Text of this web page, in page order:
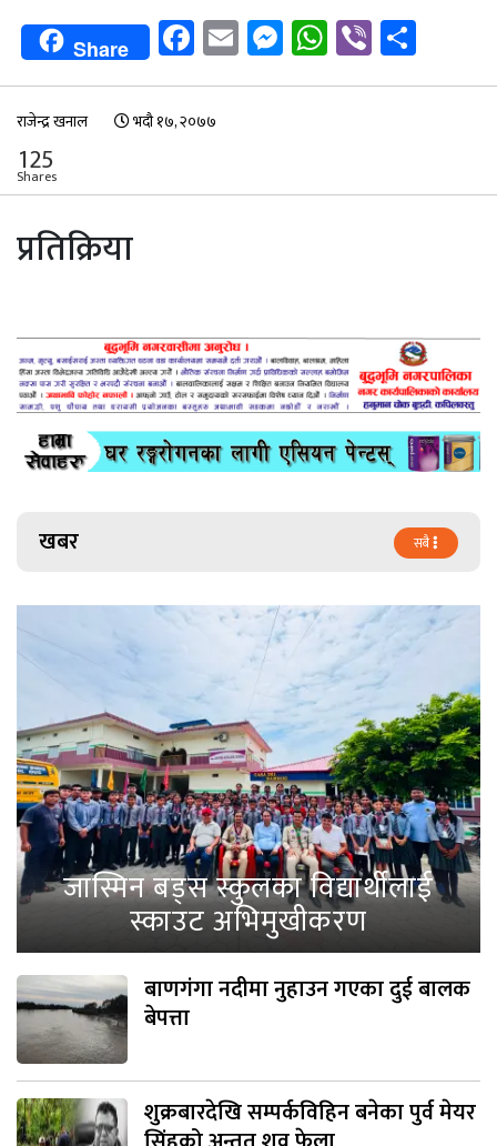
Share Facebook
EmailMessenger
WhatsApp
Viber
राजेन्द्र खनाल भदौ १७, २०७७
125
Shares
प्रतिक्रिया
खबर सबै
जास्मिन बड्स स्कुलका विद्यार्थीलाई
स्काउट अभिमुखीकरण
बाणगंगा नदीमा नुहाउन गएका दुई बालक
बेपत्ता
शुक्रबारदेखि सम्पर्कविहिन बनेका पुर्व मेयर